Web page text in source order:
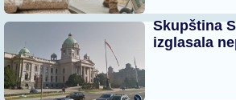
Skupština
izglasala